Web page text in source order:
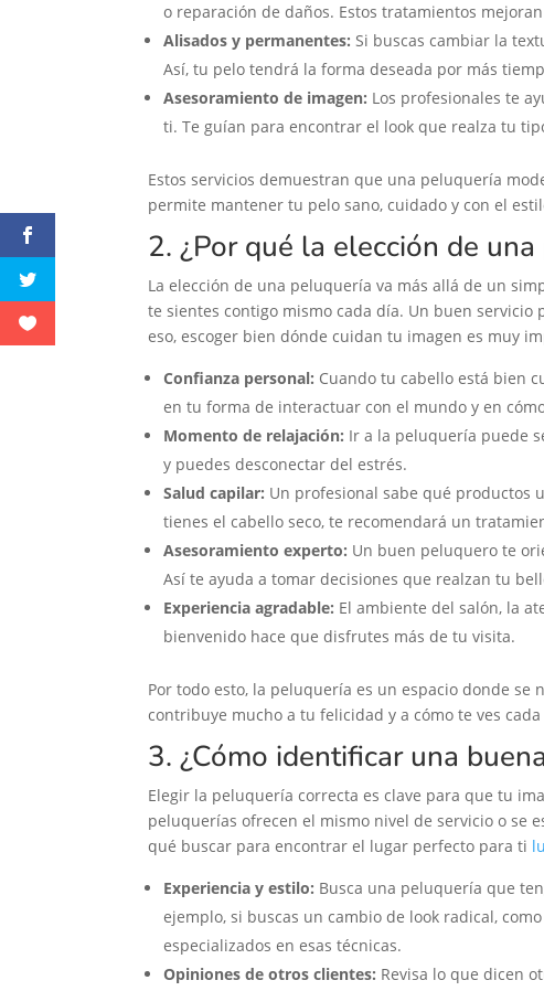
o reparación de daños. Estos tratamientos
Alisados y permanentes: Si buscas cambiar la
Así, tu pelo tendrá la forma deseada por más
Asesoramiento de imagen: Los profesionales te
ti. Te guían para encontrar el look que realza tu
Estos servicios demuestran que una peluquería
permite mantener tu pelo sano, cuidado y con el
2. ¿Por qué la elección de
La elección de una peluquería va más allá de un
te sientes contigo mismo cada día. Un buen
eso, escoger bien dónde cuidan tu imagen es muy
Confianza personal: Cuando tu cabello está bien
en tu forma de interactuar con el mundo y en
Momento de relajación: Ir a la peluquería puede
y puedes desconectar del estrés.
Salud capilar: Un profesional sabe qué productos
tienes el cabello seco, te recomendará un
Asesoramiento experto: Un buen peluquero te
Así te ayuda a tomar decisiones que realzan tu
Experiencia agradable: El ambiente del salón, la
bienvenido hace que disfrutes más de tu visita.
Por todo esto, la peluquería es un espacio donde
contribuye mucho a tu felicidad y a cómo te ves cada
3. ¿Cómo identificar una
Elegir la peluquería correcta es clave para que tu
peluquerías ofrecen el mismo nivel de servicio o se
qué buscar para encontrar el lugar perfecto para ti
Experiencia y estilo: Busca una peluquería que
ejemplo, si buscas un cambio de look radical,
especializados en esas técnicas.
Opiniones de otros clientes: Revisa lo que dicen